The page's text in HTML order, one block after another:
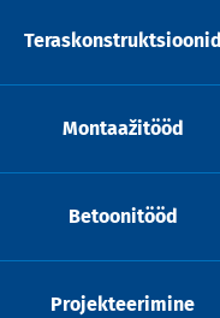
Teraskonstruktsioonid
Montaažitööd
Betoonitööd
Projekteerimine